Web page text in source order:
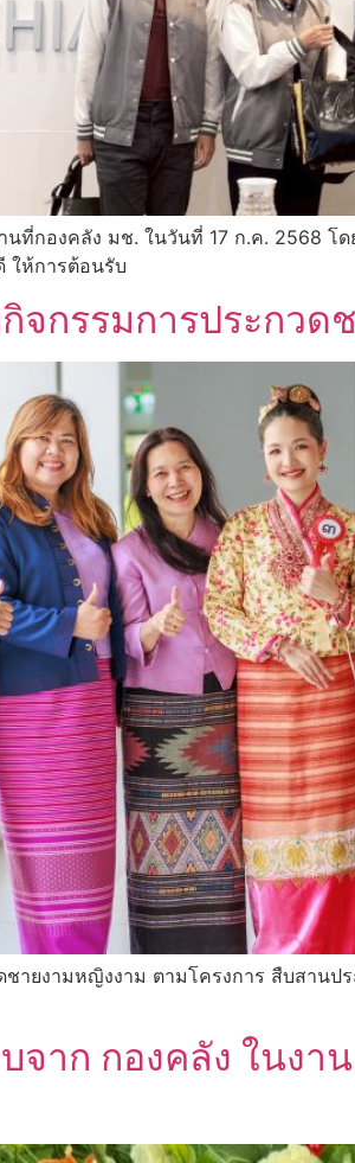
ที่กองคลัง มช. ในวันที่ 17 ก.ค. 2568 โ
ให้การต้อนรับ
จกรรมการประกวด
ชายงามหญิงงาม ตามโครงการ สืบสา
าก กองคลัง ในงา